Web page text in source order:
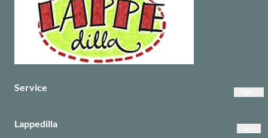
Service
Lappedilla